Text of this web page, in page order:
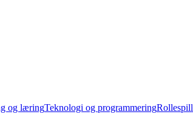
og læringTeknologi og programmeringRollespill